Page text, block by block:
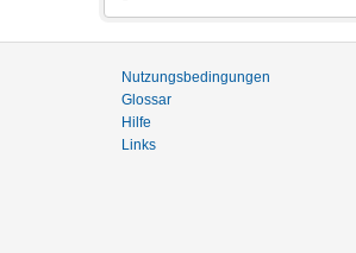
Nutzungsbedingungen
Glossar
Hilfe
Links